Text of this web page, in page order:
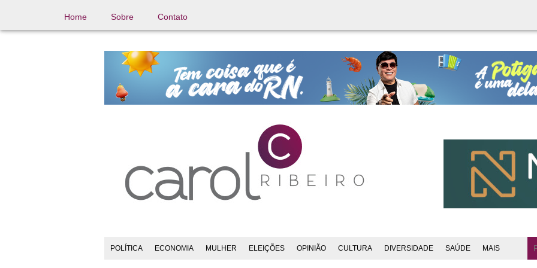
Home Sobre Contato
POLÍTICA ECONOMIA MULHER ELEIÇÕES OPINIÃO CULTURA DIVERSIDADE SAÚDE MAIS